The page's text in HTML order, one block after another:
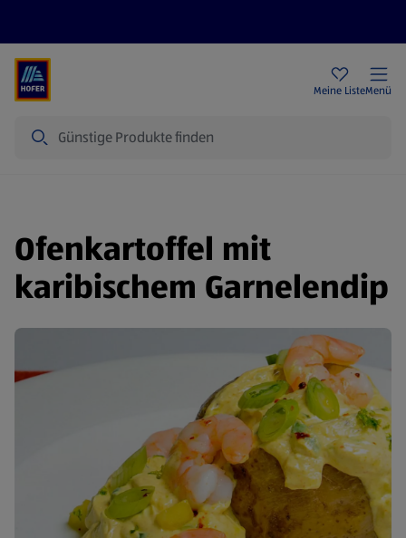
Meine ListeMenü
Ofenkartoffel mit
karibischem Garnelendip